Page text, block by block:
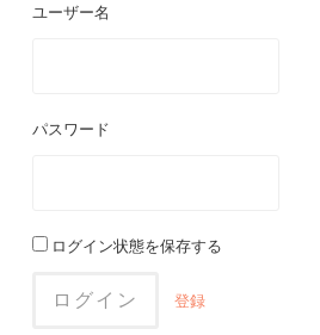
ユーザー名
パスワード
ログイン状態を保存する
登録